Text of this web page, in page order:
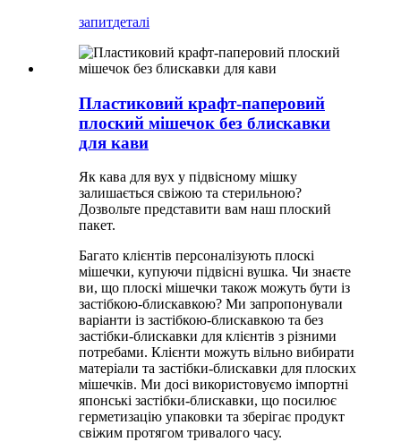
запитдеталі
Пластиковий крафт-паперовий
плоский мішечок без блискавки
для кави
Як кава для вух у підвісному мішку
залишається свіжою та стерильною?
Дозвольте представити вам наш плоский
пакет.
Багато клієнтів персоналізують плоскі
мішечки, купуючи підвісні вушка. Чи знаєте
ви, що плоскі мішечки також можуть бути із
застібкою-блискавкою? Ми запропонували
варіанти із застібкою-блискавкою та без
застібки-блискавки для клієнтів з різними
потребами. Клієнти можуть вільно вибирати
матеріали та застібки-блискавки для плоских
мішечків. Ми досі використовуємо імпортні
японські застібки-блискавки, що посилює
герметизацію упаковки та зберігає продукт
свіжим протягом тривалого часу.